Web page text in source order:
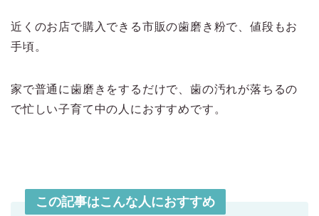
近くのお店で購入できる市販の歯磨き粉で、値段もお
手頃。
家で普通に歯磨きをするだけで、歯の汚れが落ちるの
で忙しい子育て中の人におすすめです。
この記事はこんな人におすすめ